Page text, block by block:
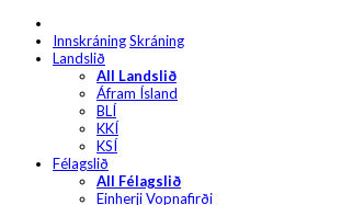
InnskráningSkráning
Landslið
All Landslið
Áfram Ísland
BLÍ
KKÍ
KSÍ
Félagslið
All Félagslið
Einherji Vopnafirði